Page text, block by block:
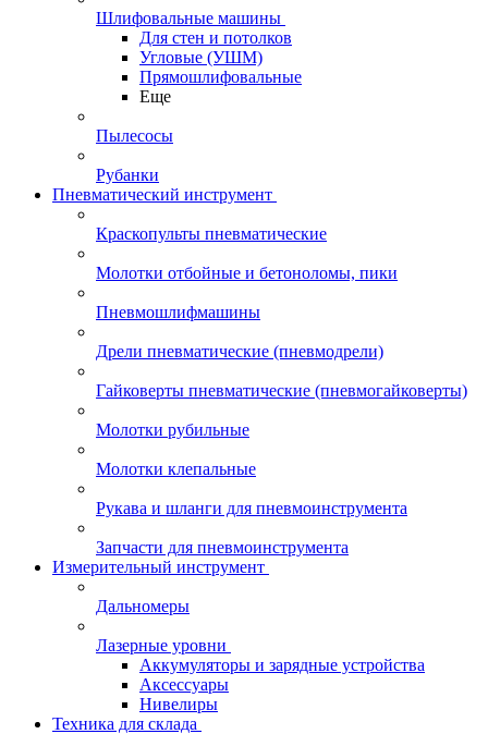
Шлифовальные машины
Для стен и потолков
Угловые (УШМ)
Прямошлифовальные
Еще
Пылесосы
Рубанки
Пневматический инструмент
Краскопульты пневматические
Молотки отбойные и бетоноломы, пики
Пневмошлифмашины
Дрели пневматические (пневмодрели)
Гайковерты пневматические (пневмогайковерты)
Молотки рубильные
Молотки клепальные
Рукава и шланги для пневмоинструмента
Запчасти для пневмоинструмента
Измерительный инструмент
Дальномеры
Лазерные уровни
Аккумуляторы и зарядные устройства
Аксессуары
Нивелиры
Техника для склада